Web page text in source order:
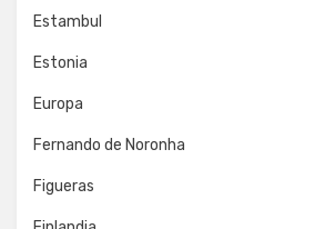
Estambul
Estonia
Europa
Fernando de Noronha
Figueras